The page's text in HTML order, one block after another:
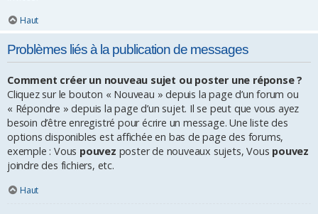
Haut
Problèmes liés à la publication de messages
Comment créer un nouveau sujet ou poster une réponse ?
Cliquez sur le bouton « Nouveau » depuis la page d’un forum ou
« Répondre » depuis la page d’un sujet. Il se peut que vous ayez
besoin d’être enregistré pour écrire un message. Une liste des
options disponibles est affichée en bas de page des forums,
exemple : Vous pouvez poster de nouveaux sujets, Vous pouvez
joindre des fichiers, etc.
Haut